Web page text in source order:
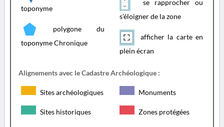
toponyme
polygone du
toponyme Chronique
se rapprocher ou
s'éloigner de la zone
afficher la carte en
plein écran
Alignements avec le Cadastre Archéologique :
Sites archéologiques Monuments
Sites historiques Zones protégées